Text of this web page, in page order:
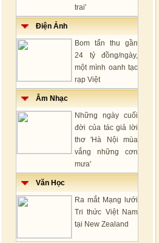
trai'
Điện Ảnh
Bom tấn thu gần
24 tỷ đồng/ngày,
một mình oanh tạc
rạp Việt
Âm Nhạc
Những ngày cuối
đời của tác giả lời
thơ 'Hà Nội mùa
vắng những cơn
mưa'
Văn Học
Ra mắt Mạng lưới
Tri thức Việt Nam
tại New Zealand